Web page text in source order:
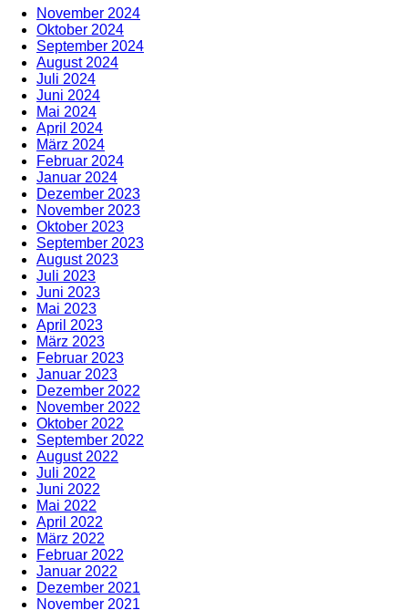
November 2024
Oktober 2024
September 2024
August 2024
Juli 2024
Juni 2024
Mai 2024
April 2024
März 2024
Februar 2024
Januar 2024
Dezember 2023
November 2023
Oktober 2023
September 2023
August 2023
Juli 2023
Juni 2023
Mai 2023
April 2023
März 2023
Februar 2023
Januar 2023
Dezember 2022
November 2022
Oktober 2022
September 2022
August 2022
Juli 2022
Juni 2022
Mai 2022
April 2022
März 2022
Februar 2022
Januar 2022
Dezember 2021
November 2021